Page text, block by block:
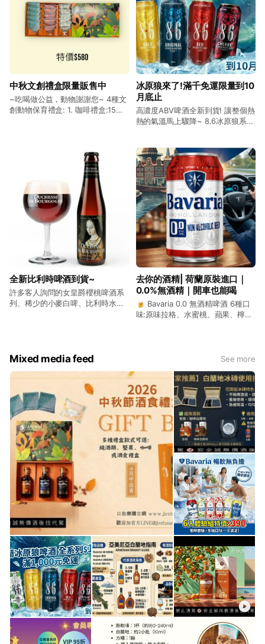
中秋文創禮盒限量販售中
~吃喝做公益，動物謝謝您~ 4種文
創動物保育禮盒: 1. 咖啡禮盒:15包
咖啡堅果禮盒B: 5包希望咖啡，5包
綜合堅果隨手包，5包綜合纖果隨手
包 $580 4. 養生堅果禮盒:5包綜合
堅果隨手包，5包綜合纖果隨手包，
5包綜合臻果隨手包 $980 ~馬上前
往【以勒購物商城】選購~
冰原狼來了!滿千免運限量到10
月底止
高濃度ABV啤酒全新到貨! 讓整個熱
熱的氣溫馬上驟降~ 8.6冰原狼系列
冰原狼系列滿$1000，即免運費!快
買一手吧!
全新比利時啤酒到貨~
許多客人詢問的女皇爵櫻桃啤酒系
列、稀少的小麥白啤、比利時水果
去你的酒精| 荷蘭原裝進口｜
0.0%無酒精｜開車也能喝
🍺 Bavaria 0.0 無酒精啤酒 6種口
味:原味拉格、水蜜桃、蘋果、檸
採用傳統啤酒釀造工藝， 保留啤酒
讓您隨時享受啤酒般的清爽口感。
✅ 0.0%酒精 ✅ 保留啤酒風味 ✅
冰鎮後更順口 ✅ 聚餐、露營、烤
肉最佳搭配 ✅ 開車前後皆可安心
享用 【適合族群】 ✔ 喜歡啤酒風
味但不喝酒 ✔ 開車族 ✔ 健身運動
族 ✔ 上班午休想放鬆 ✔ 聚會不想
醉的人 【最佳飲用方式】 冷藏4~8
度飲用風味最佳 搭配： 🍕披薩 🍗
炸雞 🥩燒烤 🍟薯條 🌭熱狗堡 風
Mixed media feed See more